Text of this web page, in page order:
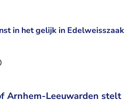
in het gelijk in Edelweisszaak
Arnhem-Leeuwarden stelt